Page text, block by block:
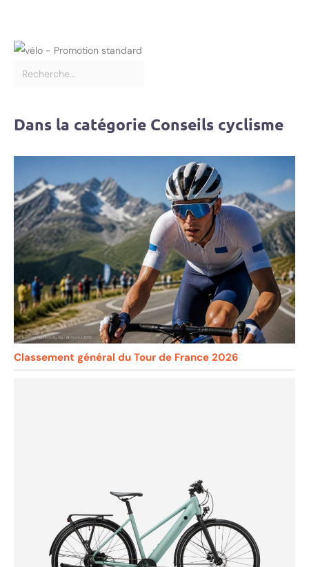
Dans la catégorie Conseils cyclisme
Classement général du Tour de France 2026